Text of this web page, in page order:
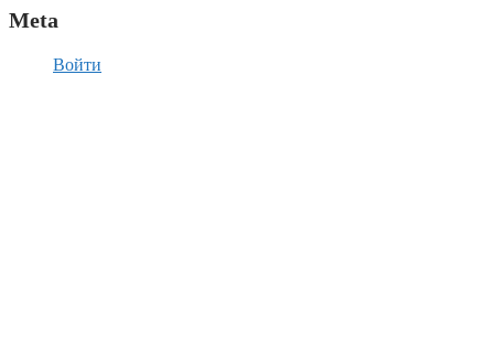
Meta
Войти